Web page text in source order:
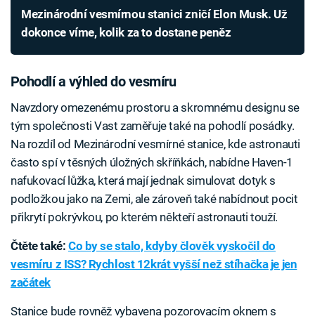
Mezinárodní vesmírnou stanici zničí Elon Musk. Už
dokonce víme, kolik za to dostane peněz
Pohodlí a výhled do vesmíru
Navzdory omezenému prostoru a skromnému designu se
tým společnosti Vast zaměřuje také na pohodlí posádky.
Na rozdíl od Mezinárodní vesmírné stanice, kde astronauti
často spí v těsných úložných skříňkách, nabídne Haven-1
nafukovací lůžka, která mají jednak simulovat dotyk s
podložkou jako na Zemi, ale zároveň také nabídnout pocit
přikrytí pokrývkou, po kterém někteří astronauti touží.
Čtěte také: Co by se stalo, kdyby člověk vyskočil do
vesmíru z ISS? Rychlost 12krát vyšší než stíhačka je jen
začátek
Stanice bude rovněž vybavena pozorovacím oknem s